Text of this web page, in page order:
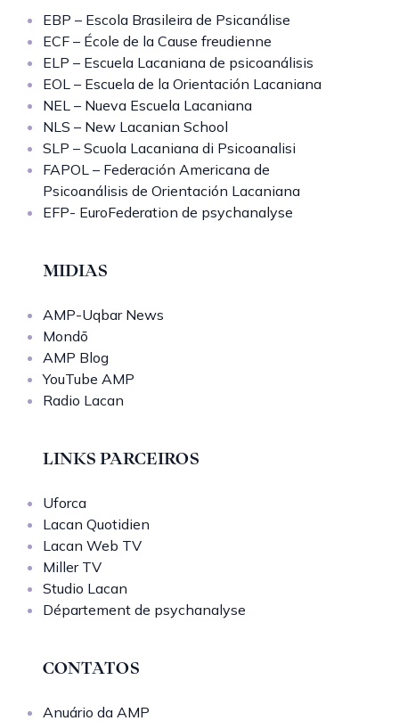
EBP – Escola Brasileira de Psicanálise
ECF – École de la Cause freudienne
ELP – Escuela Lacaniana de psicoanálisis
EOL – Escuela de la Orientación Lacaniana
NEL – Nueva Escuela Lacaniana
NLS – New Lacanian School
SLP – Scuola Lacaniana di Psicoanalisi
FAPOL – Federación Americana de
Psicoanálisis de Orientación Lacaniana
EFP- EuroFederation de psychanalyse
MIDIAS
AMP-Uqbar News
Mondō
AMP Blog
YouTube AMP
Radio Lacan
LINKS PARCEIROS
Uforca
Lacan Quotidien
Lacan Web TV
Miller TV
Studio Lacan
Département de psychanalyse
CONTATOS
Anuário da AMP